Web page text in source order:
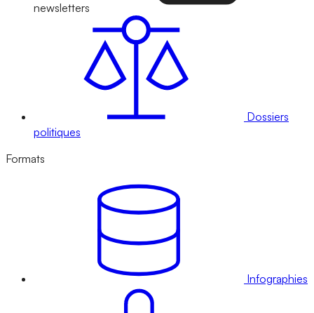
newsletters
Dossiers
politiques
Formats
Infographies